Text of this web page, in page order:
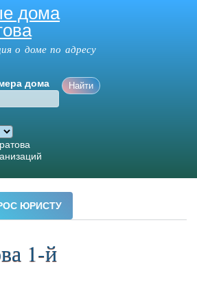
к
дома
о доме по адресу
дома
1-й